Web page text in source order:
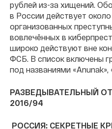
рублей из-за хищений.
в России действует
организованных
вовлечённых в
широко действуют вне
ФСБ. В список включены
под названиями «Anunak»,
РАЗВЕДЫВАТЕЛЬНЫЙ
2016/94
РОССИЯ: СЕКРЕТНЫЕ